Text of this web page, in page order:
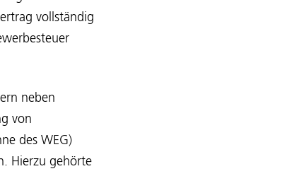
vollständig
neben
von
des WEG)
Hierzu gehörte